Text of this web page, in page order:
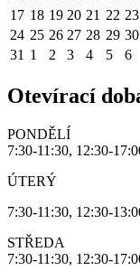
17 18 19 20 21 22 23
24 25 26 27 28 29 30
31 1 2 3 4 5 6
Otevírací
PONDĚLÍ
7:30-11:30, 12:30-
ÚTERÝ
7:30-11:30, 12:30-
STŘEDA
7:30-11:30, 12:30-